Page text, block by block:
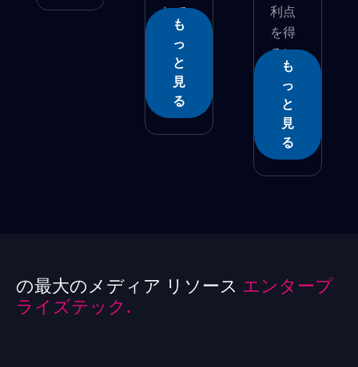
して
い...
も
っ
と
見
る
利点
を得
るに
は...
も
っ
と
見
る
の最大のメディア リソース エンタープ
ライズテック.